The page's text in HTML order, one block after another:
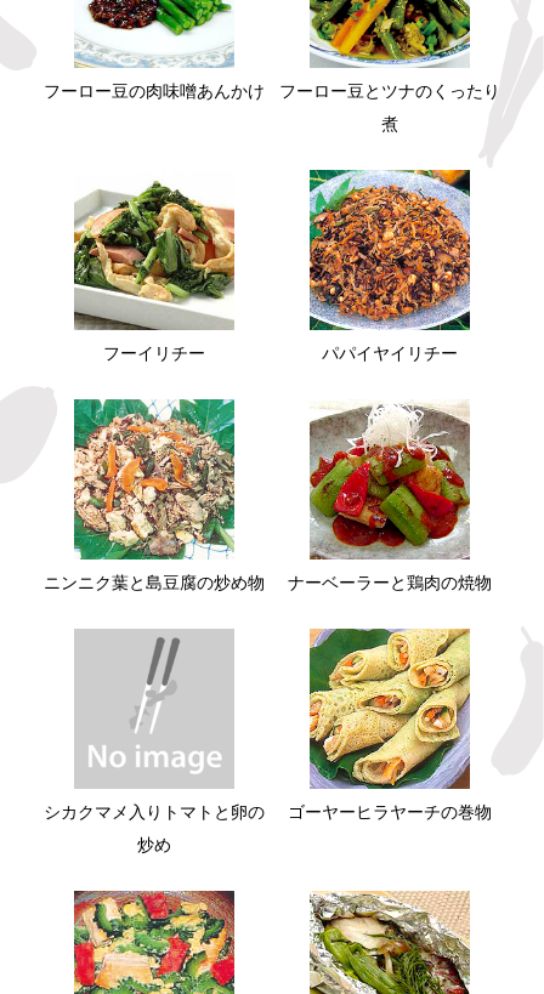
フーロー豆の肉味噌あんかけ
フーロー豆とツナのくったり
煮
フーイリチー パパイヤイリチー
ニンニク葉と島豆腐の炒め物 ナーベーラーと鶏肉の焼物
シカクマメ入りトマトと卵の
炒め
ゴーヤーヒラヤーチの巻物